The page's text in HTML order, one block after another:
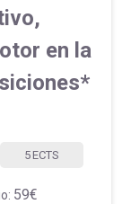
en la
5 ECTS
59€